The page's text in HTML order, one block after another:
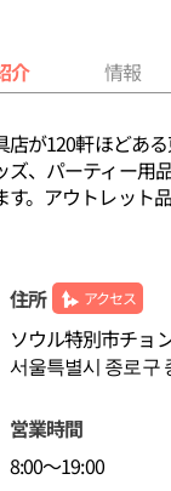
介 情報
店が120軒ほどあ
ズ、パーティー用
す。アウトレット
住所 アクセス
ソウル特別市チョ
서울특별시 종로구
営業時間
8:00～19:00